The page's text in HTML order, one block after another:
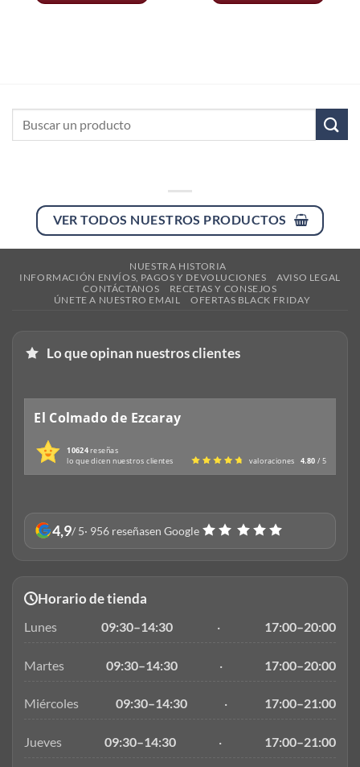
VER TODOS NUESTROS PRODUCTOS
NUESTRA HISTORIA
INFORMACIÓN ENVÍOS, PAGOS Y DEVOLUCIONES
AVISO LEGAL
CONTÁCTANOS
RECETAS Y CONSEJOS
ÚNETE A NUESTRO EMAIL
OFERTAS BLACK FRIDAY
Lo que opinan nuestros clientes
El Colmado de Ezcaray
10624reseñas
lo que dicen nuestros clientes
valoraciones 4.80 / 5
4,9/ 5· 956 reseñasen Google
Horario de tienda
Lunes 09:30–14:30 · 17:00–20:00
Martes 09:30–14:30 · 17:00–20:00
Miércoles 09:30–14:30 · 17:00–21:00
Jueves 09:30–14:30 · 17:00–21:00